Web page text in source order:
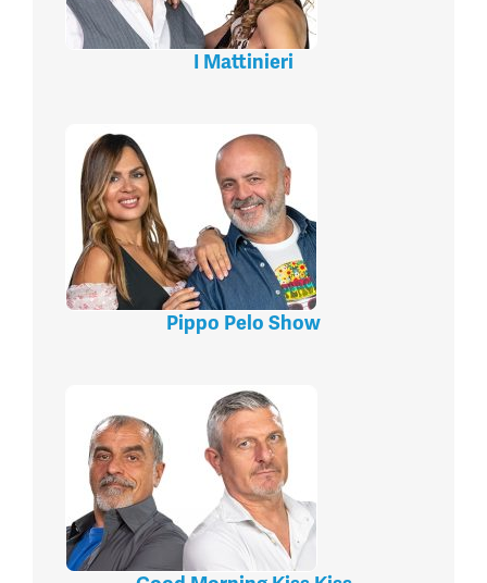
I Mattinieri
Pippo Pelo Show